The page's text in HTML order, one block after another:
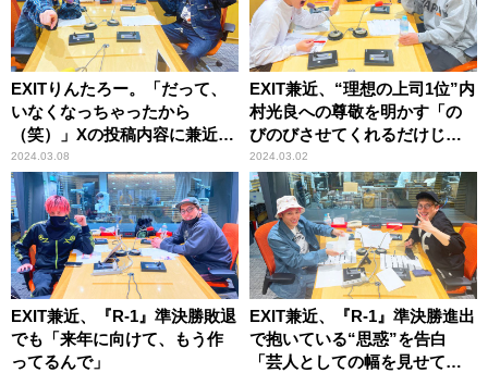
EXITりんたろー。「だって、
いなくなっちゃったから
（笑）」Xの投稿内容に兼近か
らツッコミ
2024.03.08
EXIT兼近、“理想の上司1位”内
村光良への尊敬を明かす「の
びのびさせてくれるだけじゃ
なくて……」
2024.03.02
EXIT兼近、『R-1』準決勝敗退
でも「来年に向けて、もう作
ってるんで」
EXIT兼近、『R-1』準決勝進出
で抱いている“思惑”を告白
「芸人としての幅を見せてい